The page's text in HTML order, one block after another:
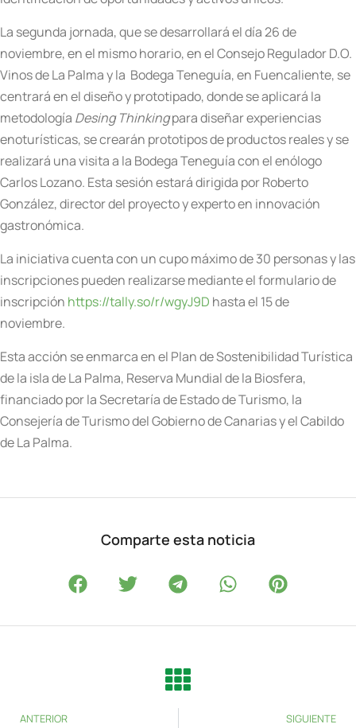
La segunda jornada, que se desarrollará el día 26 de
noviembre, en el mismo horario, en el Consejo Regulador D.O.
Vinos de La Palma y la Bodega Teneguía, en Fuencaliente, se
centrará en el diseño y prototipado, donde se aplicará la
metodología Desing Thinkingpara diseñar experiencias
enoturísticas, se crearán prototipos de productos reales y se
realizará una visita a la Bodega Teneguía con el enólogo
Carlos Lozano. Esta sesión estará dirigida por Roberto
González, director del proyecto y experto en innovación
gastronómica.
La iniciativa cuenta con un cupo máximo de 30 personas y las
inscripciones pueden realizarse mediante el formulario de
inscripción https://tally.so/r/wgyJ9D hasta el 15 de
noviembre.
Esta acción se enmarca en el Plan de Sostenibilidad Turística
de la isla de La Palma, Reserva Mundial de la Biosfera,
financiado por la Secretaría de Estado de Turismo, la
Consejería de Turismo del Gobierno de Canarias y el Cabildo
de La Palma.
Comparte esta noticia
ANTERIOR SIGUIENTE